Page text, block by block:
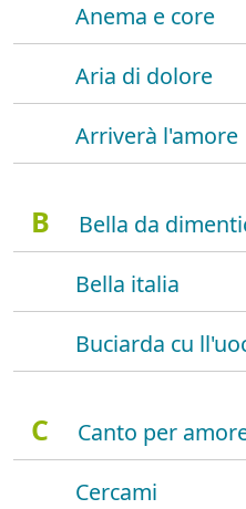
Anema e core
Aria di dolore
Arriverà l'amore
B
Bella da
Bella italia
Buciarda cu
C
Canto per
Cercami